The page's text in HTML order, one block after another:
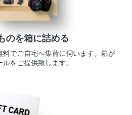
のを箱に詰める
でご自宅へ集荷に伺います。箱が
をご提供致します。